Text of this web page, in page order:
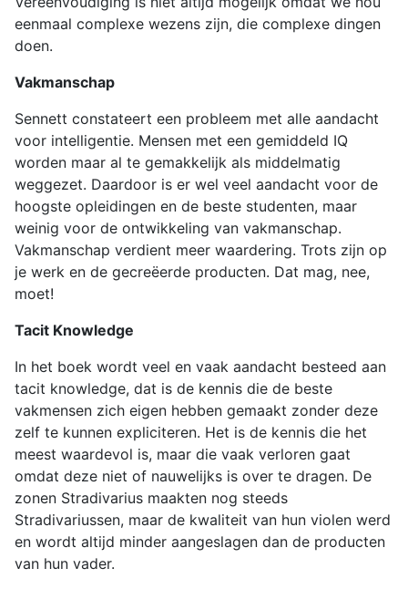
eenmaal complexe wezens zijn, die complexe dingen
doen.
Vakmanschap
Sennett constateert een probleem met alle aandacht
voor intelligentie. Mensen met een gemiddeld IQ
worden maar al te gemakkelijk als middelmatig
weggezet. Daardoor is er wel veel aandacht voor de
hoogste opleidingen en de beste studenten, maar
weinig voor de ontwikkeling van vakmanschap.
Vakmanschap verdient meer waardering. Trots zijn op
je werk en de gecreëerde producten. Dat mag, nee,
moet!
Tacit Knowledge
In het boek wordt veel en vaak aandacht besteed aan
tacit knowledge, dat is de kennis die de beste
vakmensen zich eigen hebben gemaakt zonder deze
zelf te kunnen expliciteren. Het is de kennis die het
meest waardevol is, maar die vaak verloren gaat
omdat deze niet of nauwelijks is over te dragen. De
zonen Stradivarius maakten nog steeds
Stradivariussen, maar de kwaliteit van hun violen werd
en wordt altijd minder aangeslagen dan de producten
van hun vader.